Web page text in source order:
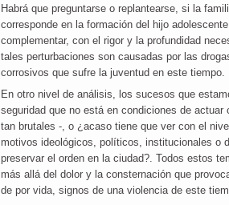
Habrá que preguntarse o replantearse, si la
corresponde en la formación del hijo
complementar, con el rigor y la profundidad
tales perturbaciones son causadas por las
corrosivos que sufre la juventud en este tiempo.
En otro nivel de análisis, los sucesos que
seguridad que no está en condiciones de
tan brutales -, o ¿acaso tiene que ver con el
motivos ideológicos, políticos, institucionales o
preservar el orden en la ciudad?. Todos estos
más allá del dolor y la consternación que
de por vida, signos de una violencia de este